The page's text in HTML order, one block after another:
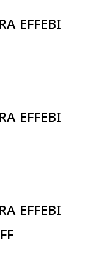
EFFEBI
EFFEBI
EFFEBI